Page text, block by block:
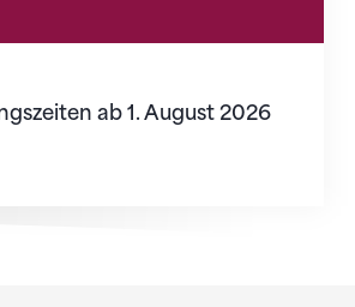
ab 1. August 2026